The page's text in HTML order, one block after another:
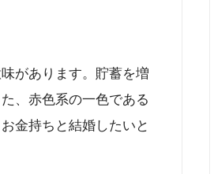
があります。貯蓄を増
、赤色系の一色である
金持ちと結婚したいと